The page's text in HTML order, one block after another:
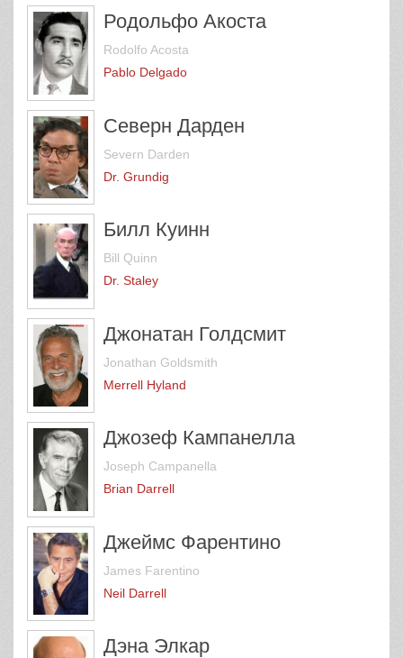
Родольфо Акоста
Rodolfo Acosta
Pablo Delgado
Северн Дарден
Severn Darden
Dr. Grundig
Билл Куинн
Bill Quinn
Dr. Staley
Джонатан Голдсмит
Jonathan Goldsmith
Merrell Hyland
Джозеф Кампанелла
Joseph Campanella
Brian Darrell
Джеймс Фарентино
James Farentino
Neil Darrell
Дэна Элкар